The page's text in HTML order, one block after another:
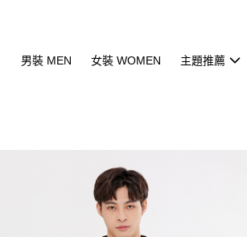
男裝 MEN 女裝 WOMEN 主題推薦